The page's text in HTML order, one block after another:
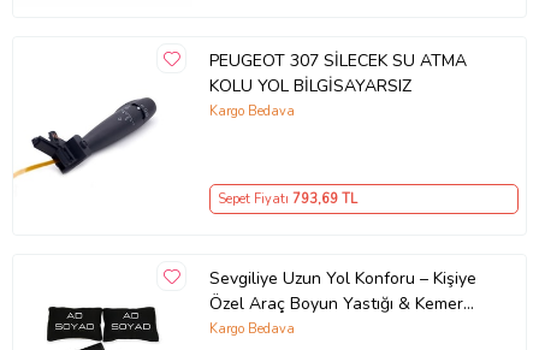
PEUGEOT 307 SİLECEK SU ATMA
KOLU YOL BİLGİSAYARSIZ
Kargo Bedava
Sepet Fiyatı 793,69 TL
Sevgiliye Uzun Yol Konforu – Kişiye
Özel Araç Boyun Yastığı & Kemer
Pedi Hediye Seti
Kargo Bedava